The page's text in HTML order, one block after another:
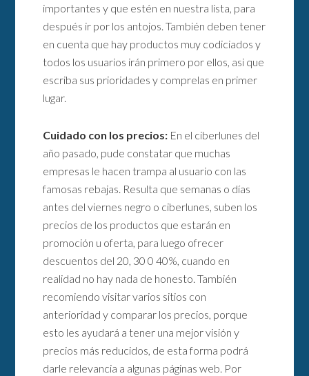
importantes y que estén en nuestra lista, para
después ir por los antojos. También deben tener
en cuenta que hay productos muy codiciados y
todos los usuarios irán primero por ellos, asi que
escriba sus prioridades y comprelas en primer
lugar.
Cuidado con los precios: En el ciberlunes del
año pasado, pude constatar que muchas
empresas le hacen trampa al usuario con las
famosas rebajas. Resulta que semanas o días
antes del viernes negro o ciberlunes, suben los
precios de los productos que estarán en
promoción u oferta, para luego ofrecer
descuentos del 20, 30 0 40%, cuando en
realidad no hay nada de honesto. También
recomiendo visitar varios sitios con
anterioridad y comparar los precios, porque
esto les ayudará a tener una mejor visión y
precios más reducidos, de esta forma podrá
darle relevancia a algunas páginas web. Por